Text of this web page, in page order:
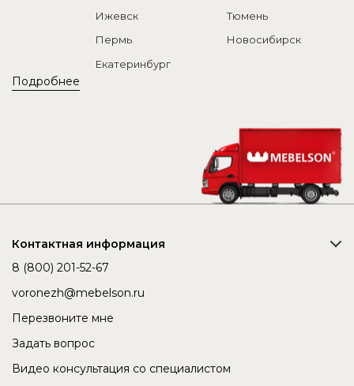
Подробнее
Ижевск
Тюмень
Пермь
Новосибирск
Екатеринбург
Контактная информация
8 (800) 201-52-67
voronezh@mebelson.ru
Перезвоните мне
Задать вопрос
Видео консультация со специалистом